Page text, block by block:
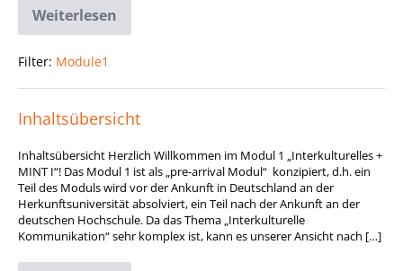
Weiterlesen
Overview
Filter: Module1
Inhaltsübersicht
Inhaltsübersicht Herzlich Willkommen im Modul 1 „Interkulturelles +
MINT I“! Das Modul 1 ist als „pre-arrival Modul“ konzipiert, d.h. ein
Teil des Moduls wird vor der Ankunft in Deutschland an der
Herkunftsuniversität absolviert, ein Teil nach der Ankunft an der
deutschen Hochschule. Da das Thema „Interkulturelle
Kommunikation“ sehr komplex ist, kann es unserer Ansicht nach […]